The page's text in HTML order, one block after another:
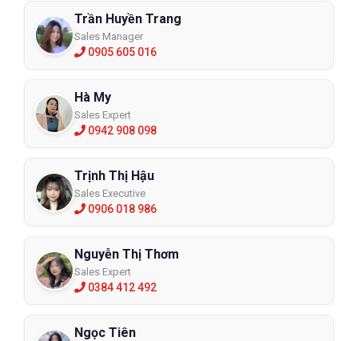
Trần Huyền Trang
Sales Manager
0905 605 016
Hà My
Sales Expert
0942 908 098
Trịnh Thị Hậu
Sales Executive
0906 018 986
Nguyễn Thị Thơm
Sales Expert
0384 412 492
Ngọc Tiên